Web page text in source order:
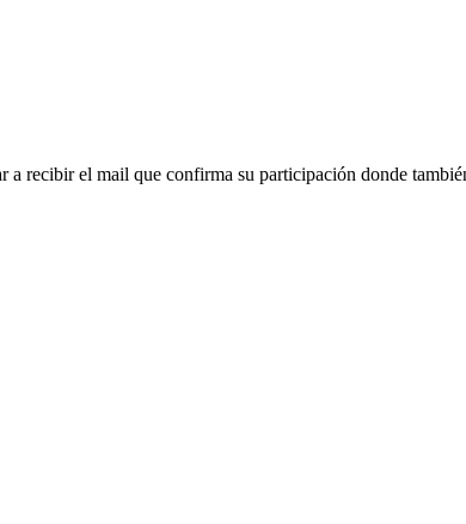
recibir el mail que confirma su participación donde